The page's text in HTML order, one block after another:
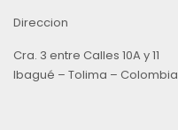
Direccion
Cra. 3 entre Calles 10A y 11
Ibagué – Tolima – Colombia